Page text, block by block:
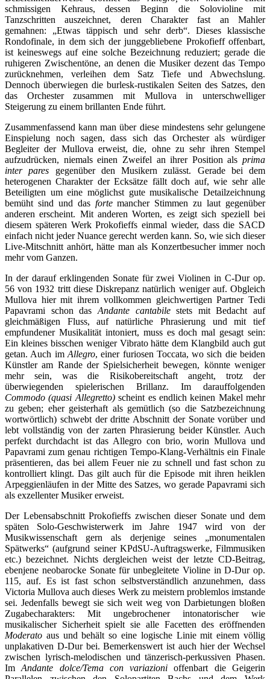
schmissigen Kehraus, dessen Beginn die Solovioline mit
Tanzschritten auszeichnet, deren Charakter fast an Mahler
gemahnen: „Etwas täppisch und sehr derb“. Dieses klassische
Rondofinale, in dem sich der junggebliebene Prokofieff offenbart,
ist keineswegs auf eine solche Bezeichnung reduziert; gerade die
ruhigeren Zwischentöne, an denen die Musiker dezent das Tempo
zurücknehmen, verleihen dem Satz Tiefe und Abwechslung.
Dennoch überwiegen die burlesk-rustikalen Seiten des Satzes, den
das Orchester zusammen mit Mullova in unterschwelliger
Steigerung zu einem brillanten Ende führt.
Zusammenfassend kann man über diese mindestens sehr gelungene
Einspielung noch sagen, dass sich das Orchester als würdiger
Begleiter der Mullova erweist, die, ohne zu sehr ihren Stempel
aufzudrücken, niemals einen Zweifel an ihrer Position als prima
inter pares gegenüber den Musikern zulässt. Gerade bei dem
heterogenen Charakter der Ecksätze fällt doch auf, wie sehr alle
Beteiligten um eine möglichst gute musikalische Detailzeichnung
bemüht sind und das fortemancher Stimmen zu laut gegenüber
anderen erscheint. Mit anderen Worten, es zeigt sich speziell bei
diesem späteren Werk Prokofieffs einmal wieder, dass die SACD
einfach nicht jeder Nuance gerecht werden kann. So, wie sich dieser
Live-Mitschnitt anhört, hätte man als Konzertbesucher immer noch
mehr vom Ganzen.
In der darauf erklingenden Sonate für zwei Violinen in C-Dur op.
56 von 1932 tritt diese Diskrepanz natürlich weniger auf. Obgleich
Mullova hier mit ihrem vollkommen gleichwertigen Partner Tedi
Papavrami schon das Andante cantabilestets mit Bedacht auf
gleichmäßigen Fluss, auf natürliche Phrasierung und mit tief
empfundener Musikalität intoniert, muss es doch mal gesagt sein:
Ein kleines bisschen weniger Vibrato hätte dem Klangbild auch gut
getan. Auch im Allegro, einer furiosen Toccata, wo sich die beiden
Künstler am Rande der Spielsicherheit bewegen, könnte weniger
mehr sein, was die Risikobereitschaft angeht, trotz der
überwiegenden spielerischen Brillanz. Im darauffolgenden
Commodo (quasi Allegretto)scheint es endlich keinen Makel mehr
zu geben; eher geisterhaft als gemütlich (so die Satzbezeichnung
wortwörtlich) schwebt der dritte Abschnitt der Sonate vorüber und
lebt vollständig von der zarten Phrasierung beider Künstler. Auch
perfekt durchdacht ist das Allegro con brio, worin Mullova und
Papavrami zum genau richtigen Tempo-Klang-Verhältnis ein Finale
präsentieren, das bei allem Feuer nie zu schnell und fast schon zu
kontrolliert klingt. Das gilt auch für die Episode mit ihren heiklen
Arpeggienläufen in der Mitte des Satzes, wo gerade Papavrami sich
als exzellenter Musiker erweist.
Der Lebensabschnitt Prokofieffs zwischen dieser Sonate und dem
späten Solo-Geschwisterwerk im Jahre 1947 wird von der
Musikwissenschaft gern als derjenige seines „monumentalen
Spätwerks“ (aufgrund seiner KPdSU-Auftragswerke, Filmmusiken
etc.) bezeichnet. Nichts dergleichen weist der letzte CD-Beitrag,
ebenjene neobarocke Sonate für unbegleitete Violine in D-Dur op.
115, auf. Es ist fast schon selbstverständlich anzunehmen, dass
Victoria Mullova auch dieses Werk zu meistern problemlos imstande
sei. Jedenfalls bewegt sie sich weit weg von Darbietungen bloßen
Zugabecharakters: Mit ungebrochener intonatorischer wie
musikalischer Sicherheit spielt sie alle Facetten des eröffnenden
Moderato aus und behält so eine logische Linie mit einem völlig
unplakativen D-Dur bei. Bemerkenswert ist auch hier der Wechsel
zwischen lyrisch-melodischen und tänzerisch-perkussiven Phasen.
ImAndante dolce/Tema con variazionioffenbart die Geigerin